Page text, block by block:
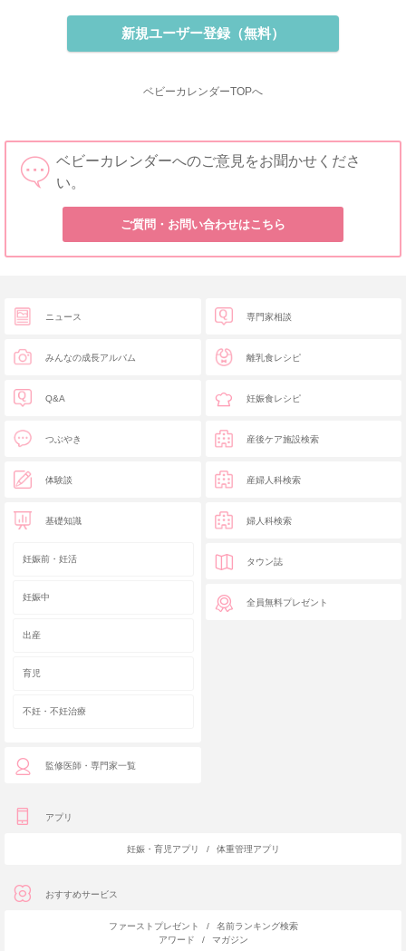
新規ユーザー登録（無料）
ベビーカレンダーTOPへ
ベビーカレンダーへのご意見をお聞かせくださ
い。
ご質問・お問い合わせはこちら
ニュース
みんなの成長アルバム
Q&A
つぶやき
体験談
基礎知識
妊娠前・妊活
妊娠中
出産
育児
不妊・不妊治療
監修医師・専門家一覧
専門家相談
離乳食レシピ
妊娠食レシピ
産後ケア施設検索
産婦人科検索
婦人科検索
タウン誌
全員無料プレゼント
アプリ
妊娠・育児アプリ / 体重管理アプリ
おすすめサービス
ファーストプレゼント /
名前ランキング検索
アワード
/ マガジン